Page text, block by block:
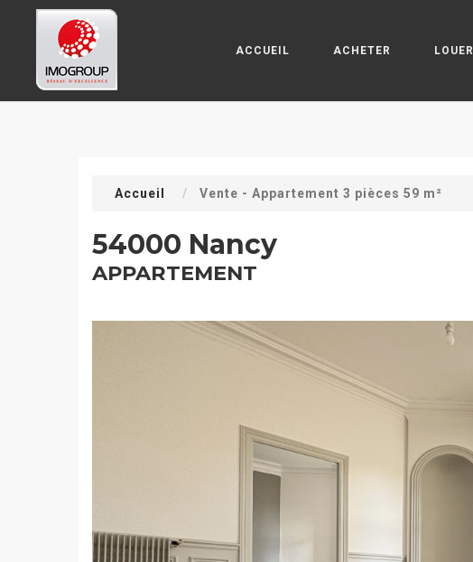
ACCUEIL ACHETER LOUER
Accueil Vente - Appartement 3 pièces 59 m²
54000 Nancy
APPARTEMENT